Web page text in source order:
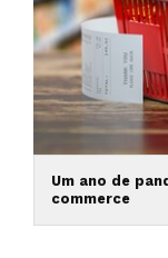
Um ano de
commerce